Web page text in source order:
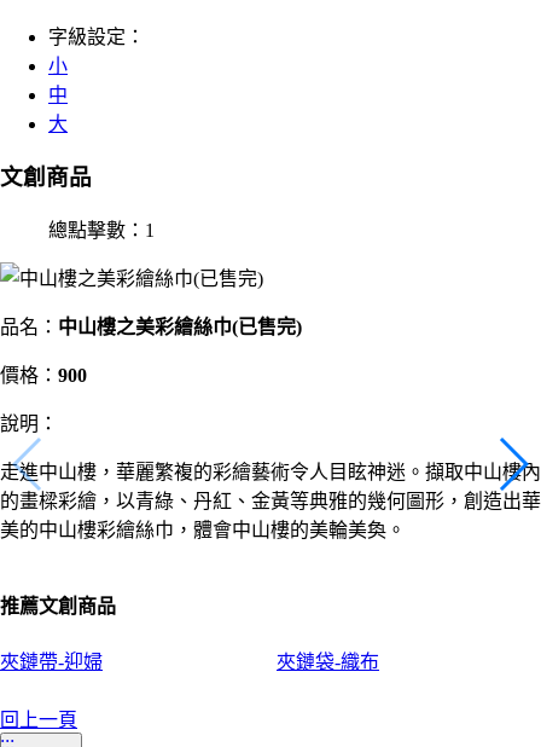
字級設定：
小
中
大
文創商品
總點擊數：1
品名： 中山樓之美彩繪絲巾(已售完)
價格： 900
說明：
走進中山樓，華麗繁複的彩繪藝術令人目眩神迷。擷取中山樓內
的畫樑彩繪，以青綠、丹紅、金黃等典雅的幾何圖形，創造出華
美的中山樓彩繪絲巾，體會中山樓的美輪美奐。
推薦文創商品
夾鏈帶-迎婦 夾鏈袋-織布
回上一頁
:::